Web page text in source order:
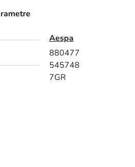
Aespa
880477
545748
7GR